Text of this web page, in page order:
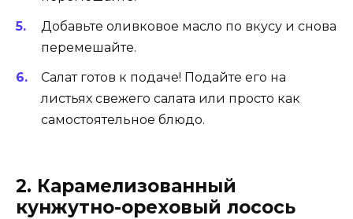
Добавьте оливковое масло по вкусу и снова
перемешайте.
Салат готов к подаче! Подайте его на
листьях свежего салата или просто как
самостоятельное блюдо.
2. Карамелизованный
кунжутно-ореховый лосось